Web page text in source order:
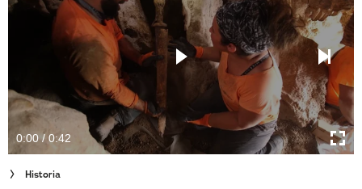
PODCASTY
Newsletter
Cuda Polski
Wielki Konkurs Fotograficzny
0:00 / 0:42
Historia